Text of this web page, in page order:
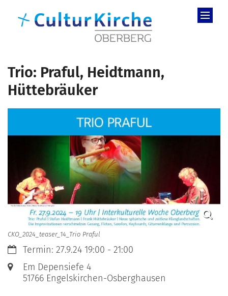
Trio: Praful, Heidtmann,
Hüttebräuker
CKO_2024_teaser_14_Trio Praful
Datum:Termin: 27.9.24 19:00 - 21:00
Ort:
Em Depensiefe 4
51766 Engelskirchen-Osberghausen